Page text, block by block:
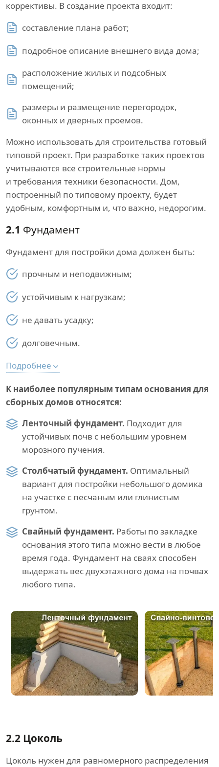
коррективы. В создание проекта входит:
составление плана работ;
подробное описание внешнего вида дома;
расположение жилых и подсобных
помещений;
размеры и размещение перегородок,
оконных и дверных проемов.
Можно использовать для строительства готовый
типовой проект. При разработке таких проектов
учитываются все строительные нормы
и требования техники безопасности. Дом,
построенный по типовому проекту, будет
удобным, комфортным и, что важно, недорогим.
2.1 Фундамент
Фундамент для постройки дома должен быть:
прочным и неподвижным;
устойчивым к нагрузкам;
не давать усадку;
долговечным.
Подробнее
К наиболее популярным типам основания для
сборных домов относятся:
Ленточный фундамент. Подходит для
устойчивых почв с небольшим уровнем
морозного пучения.
Столбчатый фундамент. Оптимальный
вариант для постройки небольшого домика
на участке с песчаным или глинистым
грунтом.
Свайный фундамент. Работы по закладке
основания этого типа можно вести в любое
время года. Фундамент на сваях способен
выдержать вес двухэтажного дома на почвах
любого типа.
2.2 Цоколь
Цоколь нужен для равномерного распределения